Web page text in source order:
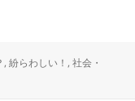
,紛らわしい！ ,社会・
1943 に